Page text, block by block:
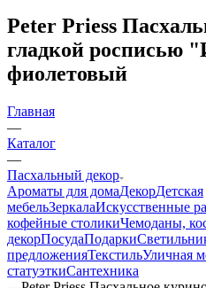
Peter Priess
гладкой росписью
фиолетовый
Главная
—
Каталог
—
Пасхальный декор
Ароматы для домаДекорДетская
мебельЗеркалаИскусственные
кофейные столикиЧемоданы,
декорПосудаПодарки
предложенияТекстильУличная
статуэткиСантехника